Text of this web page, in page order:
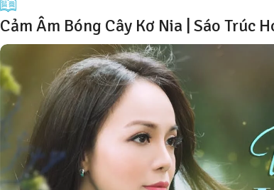
Cảm Âm Bóng Cây Kơ Nia | Sáo Trúc